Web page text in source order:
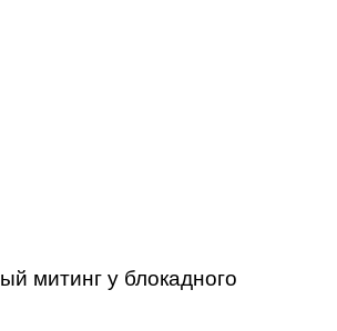
митинг у блокадного